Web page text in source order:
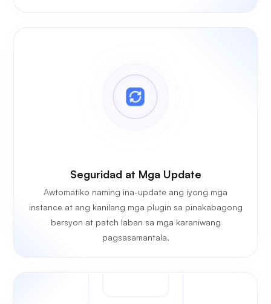
Seguridad at Mga Update
Awtomatiko naming ina-update ang iyong mga
instance at ang kanilang mga plugin sa pinakabagong
bersyon at patch laban sa mga karaniwang
pagsasamantala.